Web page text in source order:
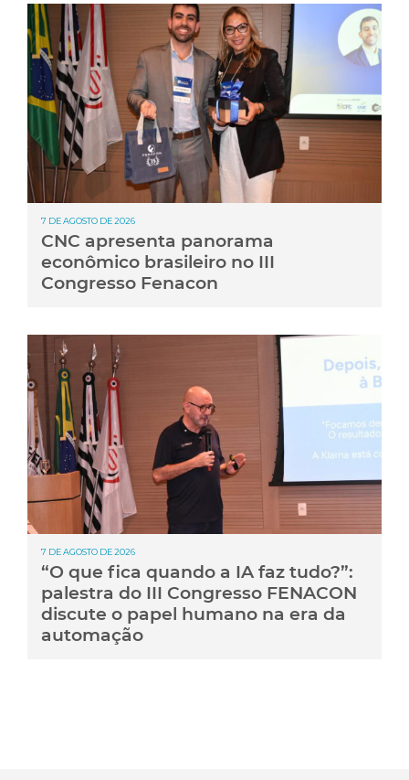
7 DE AGOSTO DE 2026
CNC apresenta panorama
econômico brasileiro no III
Congresso Fenacon
7 DE AGOSTO DE 2026
“O que fica quando a IA faz tudo?”:
palestra do III Congresso FENACON
discute o papel humano na era da
automação